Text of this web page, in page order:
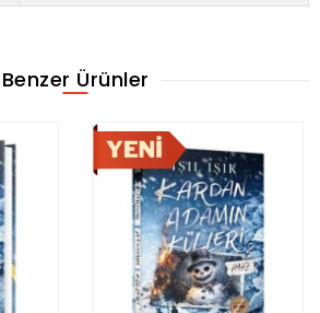
Benzer Ürünler